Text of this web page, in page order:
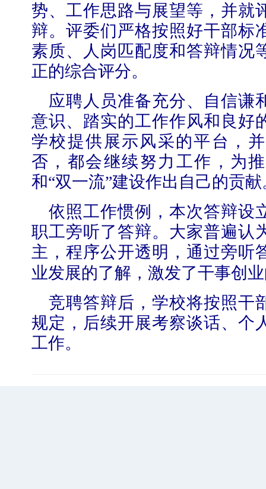
势、工作思路与展望等，并就
辩。评委们严格按照好干部标
素质、人岗匹配度和答辩情况
正的综合评分。
应聘人员准备充分、自信谦
意识、踏实的工作作风和良好
学校提供展示风采的平台，
否，都会继续努力工作，为
和“双一流”建设作出自己的贡献
依照工作惯例，本次答辩设
职工旁听了答辩。大家普遍认
主，程序公开透明，通过旁听
业发展的了解，激发了干事创
竞聘答辩后，学校将按照干
规定，后续开展考察谈话、个
工作。
【审核评估】新一轮本科教育教学审核评估工作
北工商光影——2026年北工商的夏